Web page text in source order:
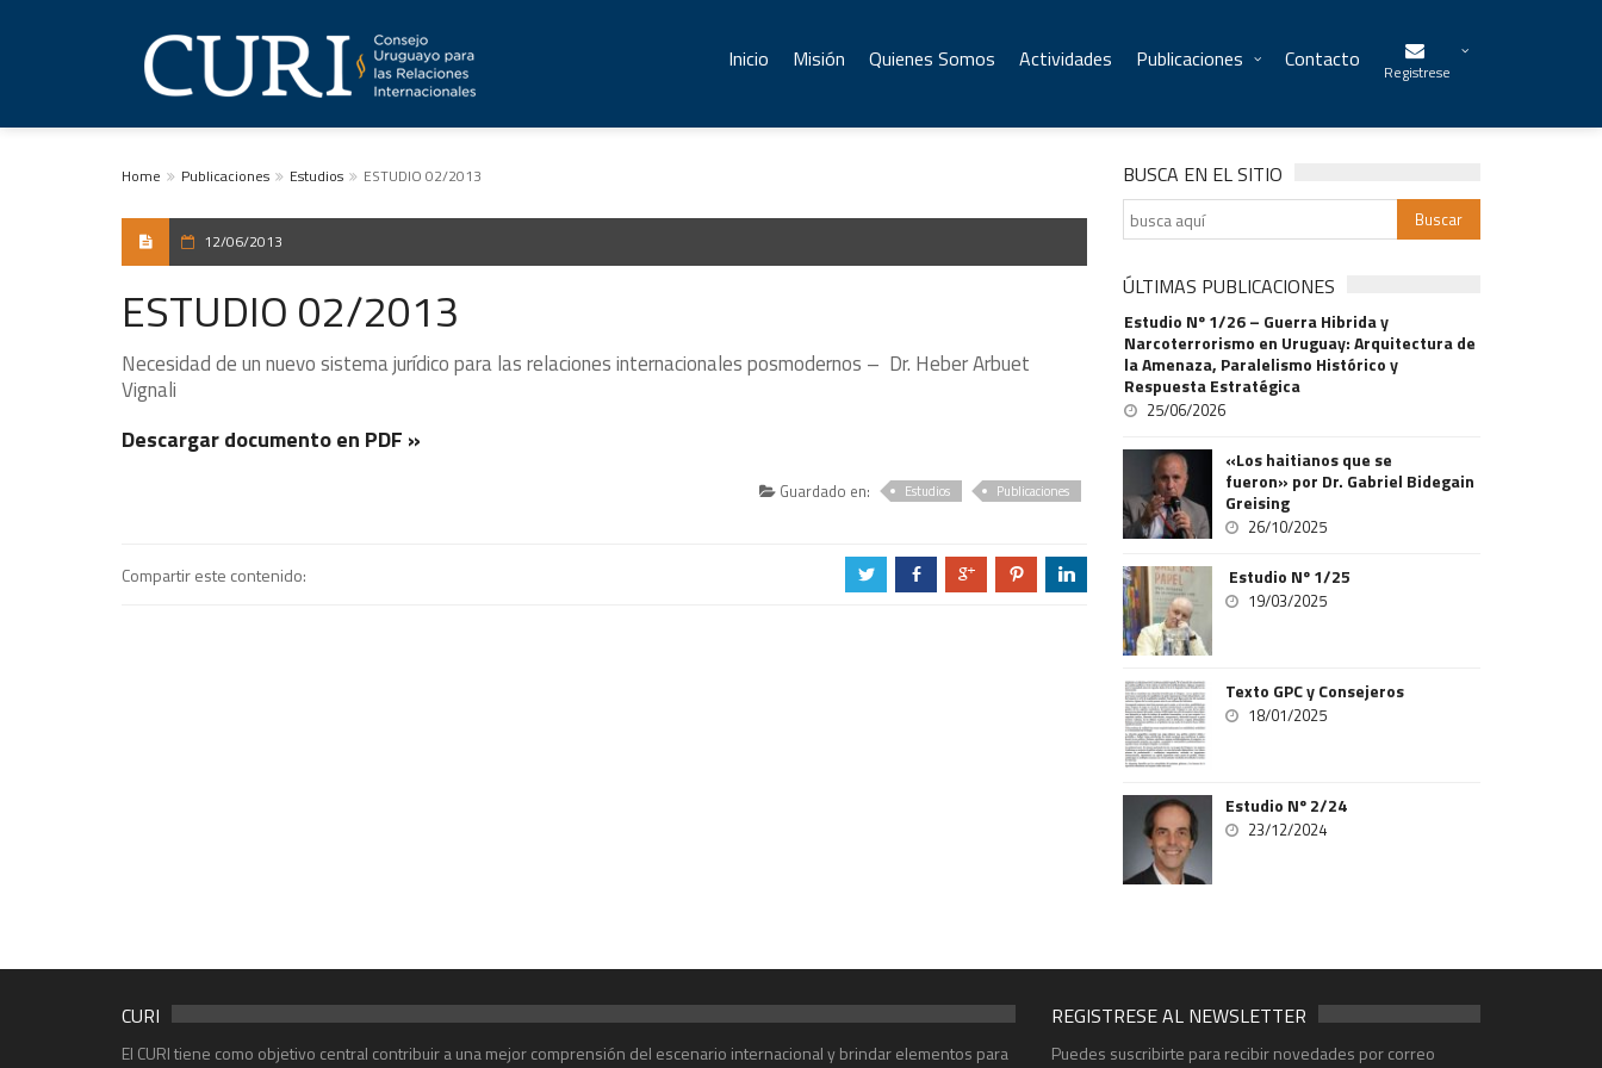
Inicio Misión Quienes Somos Actividades Publicaciones Contacto Registrese
Home Publicaciones Estudios ESTUDIO 02/2013
12/06/2013
ESTUDIO 02/2013
Necesidad de un nuevo sistema jurídico para las relaciones internacionales posmodernos – Dr. Heber Arbuet
Vignali
Descargar documento en PDF »
Guardado en: Estudios Publicaciones
Compartir este contenido: a b c d j
BUSCA EN EL SITIO
ÚLTIMAS PUBLICACIONES
Estudio Nº 1/26 – Guerra Hibrida y
Narcoterrorismo en Uruguay: Arquitectura de
la Amenaza, Paralelismo Histórico y
Respuesta Estratégica
25/06/2026
«Los haitianos que se
fueron» por Dr. Gabriel Bidegain
Greising
26/10/2025
Estudio Nº 1/25
19/03/2025
Texto GPC y Consejeros
18/01/2025
Estudio Nº 2/24
23/12/2024
CURI
El CURI tiene como objetivo central contribuir a una mejor comprensión del escenario internacional y brindar elementos para
REGISTRESE AL NEWSLETTER
Puedes suscribirte para recibir novedades por correo